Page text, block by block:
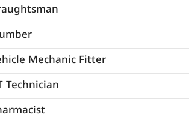
Mechanic Fitter
Technician